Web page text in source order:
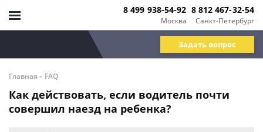
Москва
8 499 938-54-92
Санкт-Петербург
8 812 467-32-54
Задать вопрос
Главная - FAQ
Как действовать, если водитель почти
совершил наезд на ребенка?